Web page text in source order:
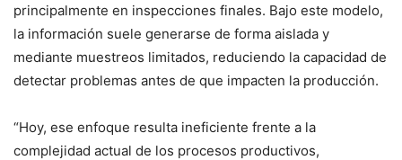
principalmente en inspecciones finales. Bajo este modelo,
la información suele generarse de forma aislada y
mediante muestreos limitados, reduciendo la capacidad de
detectar problemas antes de que impacten la producción.
“Hoy, ese enfoque resulta ineficiente frente a la
complejidad actual de los procesos productivos,